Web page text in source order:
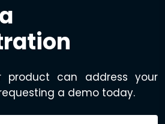
product can address your
a demo today.